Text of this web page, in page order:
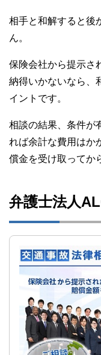
相手と和解すると後
ん。
保険会社から提示さ
納得いかないなら、
イントです。
相談の結果、条件が
れば余計な費用はか
償金を受け取ってか
弁護士法人